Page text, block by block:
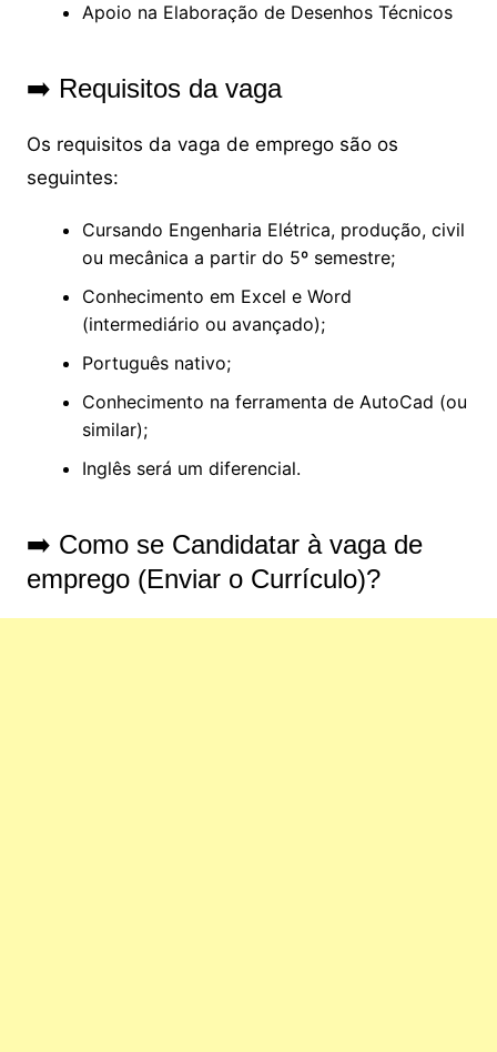
Apoio na Elaboração de Desenhos Técnicos
➡️ Requisitos da vaga
Os requisitos da vaga de emprego são os
seguintes:
Cursando Engenharia Elétrica, produção, civil
ou mecânica a partir do 5º semestre;
Conhecimento em Excel e Word
(intermediário ou avançado);
Português nativo;
Conhecimento na ferramenta de AutoCad (ou
similar);
Inglês será um diferencial.
➡️ Como se Candidatar à vaga de
emprego (Enviar o Currículo)?